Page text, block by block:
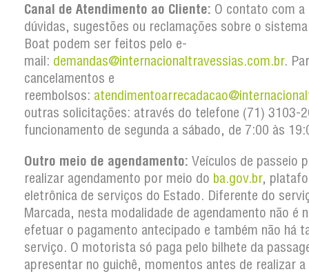
Canal de Atendimento ao Cliente: O contato com a
dúvidas, sugestões ou reclamações sobre o
Boat podem ser feitos pelo e-
mail: demandas@internacionaltravessias.com.br.
cancelamentos e
reembolsos:
outras solicitações: através do telefone (71) 3103-
funcionamento de segunda a sábado, de 7:00 às
Outro meio de agendamento: Veículos de passeio
realizar agendamento por meio do ba.gov.br,
eletrônica de serviços do Estado. Diferente do
Marcada, nesta modalidade de agendamento não é
efetuar o pagamento antecipado e também não há
serviço. O motorista só paga pelo bilhete da
apresentar no guichê, momentos antes de realizar